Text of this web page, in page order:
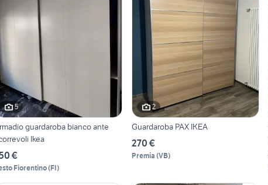
5
guardaroba bianco ante
Ikea
€
Fiorentino(FI)
2
Guardaroba PAX IKEA
270 €
Premia (VB)